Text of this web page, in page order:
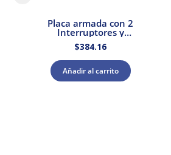
Placa armada con 2
Interruptores y
Contacto Stalo &
Kristalo Leviton
$384.16
Añadir al carrito